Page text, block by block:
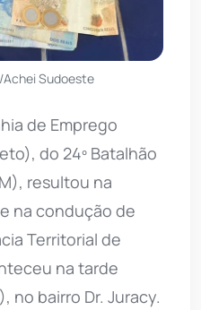
Sudoeste
de Emprego
do 24º Batalhão
resultou na
na condução de
Territorial de
na tarde
no bairro Dr. Juracy.